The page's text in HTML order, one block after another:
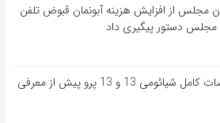
مجلس از افزایش هزینه آبونمان قبوض تلفن
دستور پیگیری داد
افشای مشخصات کامل شیائومی 13 و 13 پرو پیش از معرفی